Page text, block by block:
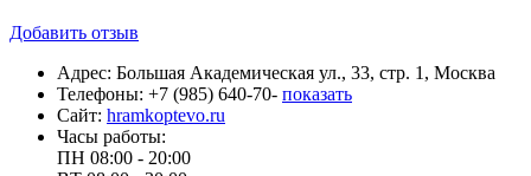
Добавить отзыв
Адрес: Большая Академическая ул., 33, стр. 1, Москва
Телефоны: +7 (985) 640-70- показать
Сайт: hramkoptevo.ru
Часы работы:
ПН 08:00 - 20:00